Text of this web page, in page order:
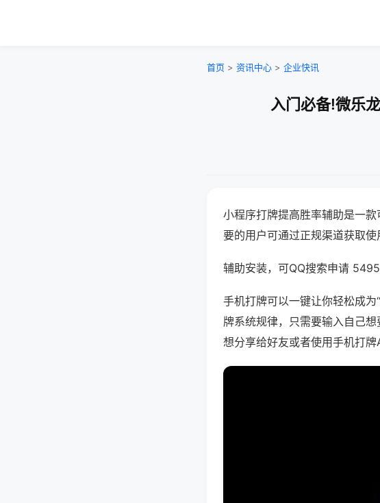
首页 > 资讯中心 > 企业快讯
入门必备!微乐
小程序打牌提高胜率辅助是一
要的用户可通过正规渠道获取使
辅助安装，可QQ搜索申请
手机打牌可以一键让你轻松成
牌系统规律，只需要输入自己
想分享给好友或者使用手机打牌